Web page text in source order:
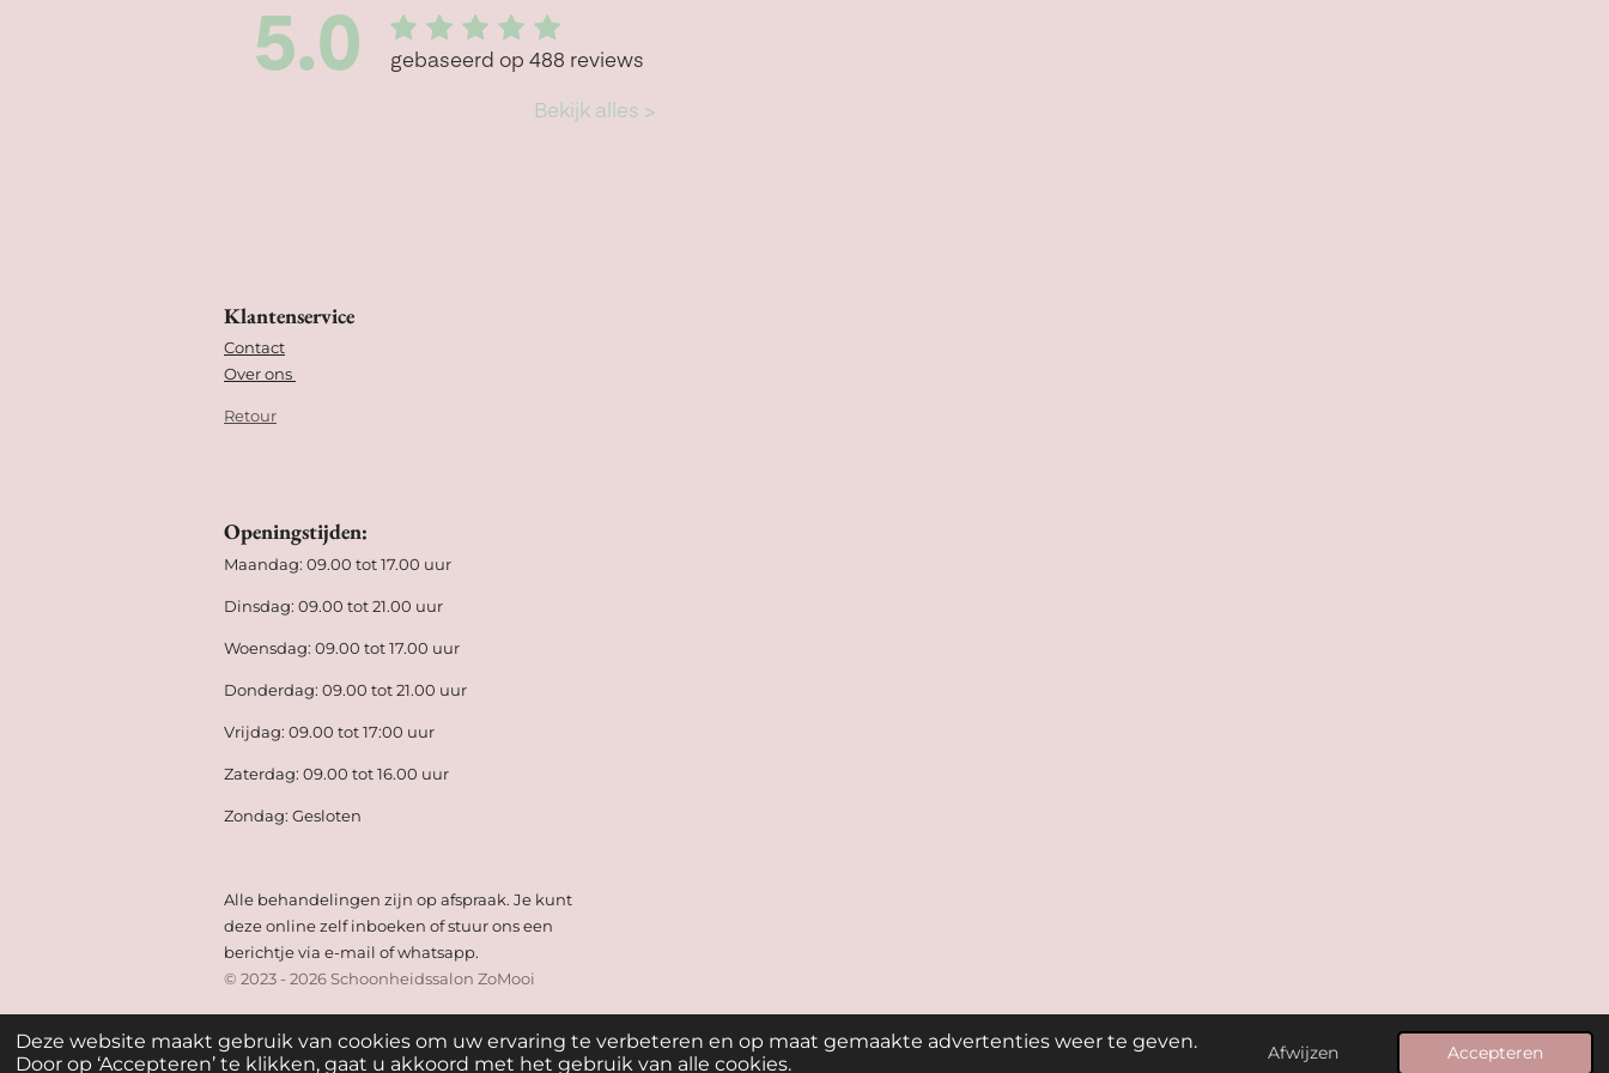
Deze website maakt gebruik van cookies om uw ervaring te verbeteren en op maat gemaakte advertenties weer te geven.
Door op ‘Accepteren’ te klikken, gaat u akkoord met het gebruik van alle cookies.
Afwijzen Accepteren
Klantenservice
Contact
Over ons
Retour
Openingstijden:
Maandag: 09.00 tot 17.00 uur
Dinsdag: 09.00 tot 21.00 uur
Woensdag: 09.00 tot 17.00 uur
Donderdag: 09.00 tot 21.00 uur
Vrijdag: 09.00 tot 17:00 uur
Zaterdag: 09.00 tot 16.00 uur
Zondag: Gesloten
Alle behandelingen zijn op afspraak. Je kunt
deze online zelf inboeken of stuur ons een
berichtje via e-mail of whatsapp.
© 2023 - 2026 Schoonheidssalon ZoMooi